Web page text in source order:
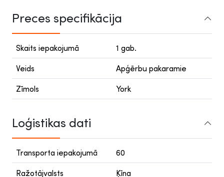
Preces specifikācija
Skaits iepakojumā 1 gab.
Veids Apģērbu pakaramie
Zīmols York
Loģistikas dati
Transporta iepakojumā 60
Ražotājvalsts Ķīna